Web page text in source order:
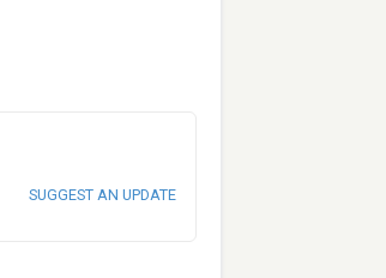
SUGGEST AN UPDATE